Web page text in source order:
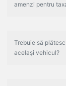
amenzi pentru
Trebuie să
același vehicul?